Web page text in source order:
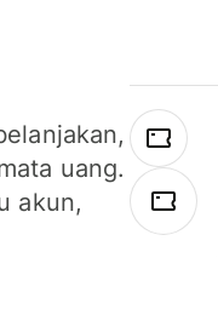
uang.
akun,